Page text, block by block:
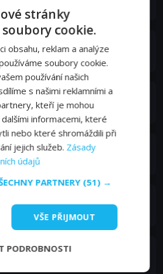
stránky
cookie.
obsahu, reklam a analýze
soubory cookie.
používání našich
s našimi reklamními a
kteří je mohou
informacemi, které
nebo které shromáždili při
jejich služeb. Zásady
údajů
PARTNERY (51) →
VŠE PŘIJMOUT
PODROBNOSTI